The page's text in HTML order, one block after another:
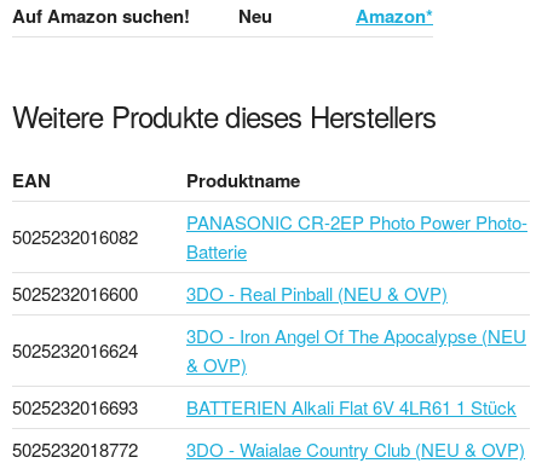
Auf Amazon suchen!
Neu Amazon*
Weitere Produkte dieses Herstellers
EAN Produktname
5025232016082
PANASONIC CR-2EP Photo Power Photo-
Batterie
5025232016600
3DO - Real Pinball (NEU & OVP)
5025232016624
3DO - Iron Angel Of The Apocalypse (NEU
& OVP)
5025232016693
BATTERIEN Alkali Flat 6V 4LR61 1 Stück
5025232018772
3DO - Waialae Country Club (NEU & OVP)